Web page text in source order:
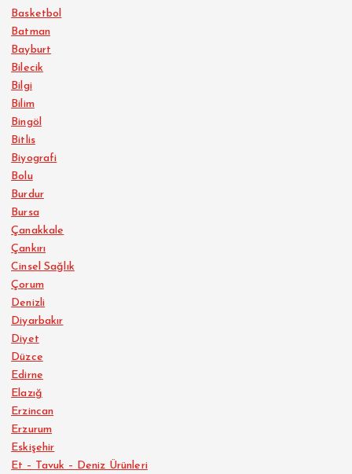
Basketbol
Batman
Bayburt
Bilecik
Bilgi
Bilim
Bingöl
Bitlis
Biyografi
Bolu
Burdur
Bursa
Çanakkale
Çankırı
Cinsel Sağlık
Çorum
Denizli
Diyarbakır
Diyet
Düzce
Edirne
Elazığ
Erzincan
Erzurum
Eskişehir
Et – Tavuk – Deniz Ürünleri